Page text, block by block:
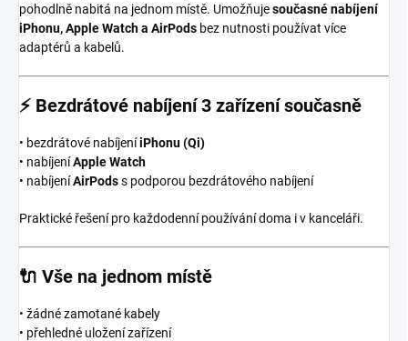
pohodlně nabitá na jednom místě. Umožňujesoučasné nabíjení
iPhonu, Apple Watch a AirPods bez nutnosti používat více
adaptérů a kabelů.
⚡ Bezdrátové nabíjení 3 zařízení současně
• bezdrátové nabíjeníiPhonu (Qi)
• nabíjeníApple Watch
• nabíjeníAirPodss podporou bezdrátového nabíjení
Praktické řešení pro každodenní používání doma i v kanceláři.
🔌 Vše na jednom místě
• žádné zamotané kabely
• přehledné uložení zařízení